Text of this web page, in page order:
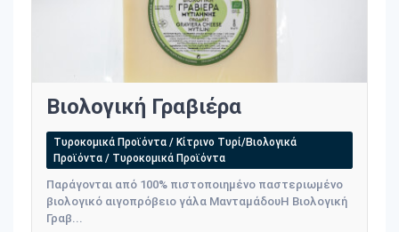
Βιολογική Γραβιέρα
Τυροκομικά Προϊόντα / Κίτρινο Τυρί/Βιολογικά
Προϊόντα / Τυροκομικά Προϊόντα
Παράγονται από 100% πιστοποιημένο παστεριωμένο
βιολογικό αιγοπρόβειο γάλα ΜανταμάδουΗ Βιολογική
Γραβ...